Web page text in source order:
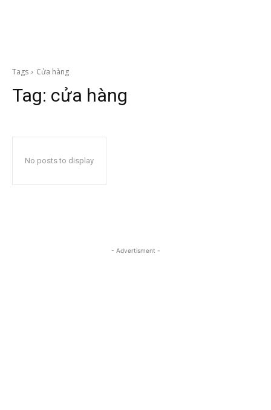
Tags Cửa hàng
Tag: cửa hàng
No posts to display
- Advertisment -